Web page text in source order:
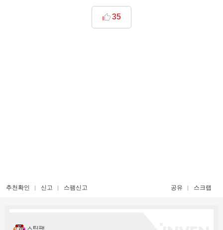
35
추천확인 신고 스팸신고 공유 스크랩